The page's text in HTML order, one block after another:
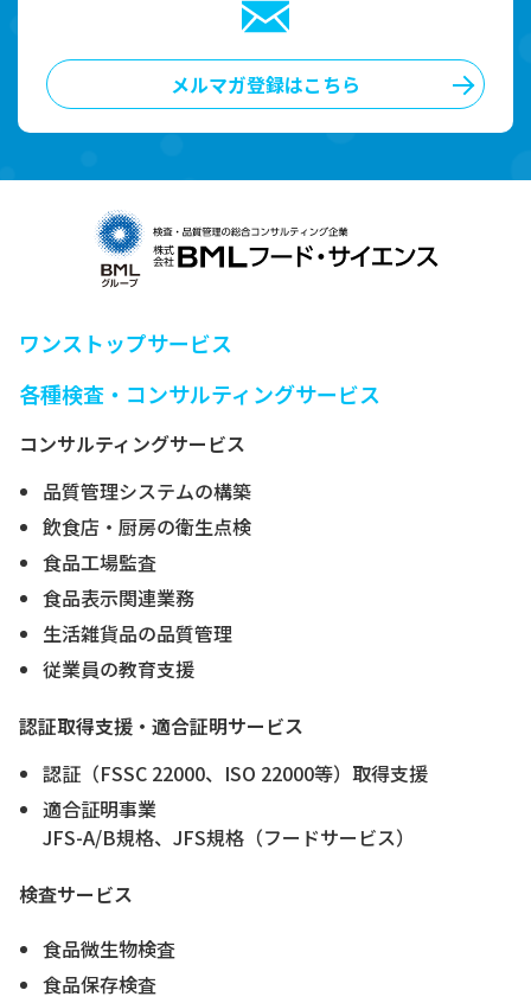
メルマガ登録はこちら
ワンストップサービス
各種検査・コンサルティングサービス
コンサルティングサービス
品質管理システムの構築
飲食店・厨房の衛生点検
食品工場監査
食品表示関連業務
生活雑貨品の品質管理
従業員の教育支援
認証取得支援・適合証明サービス
認証（FSSC 22000、ISO 22000等）取得支援
適合証明事業
JFS-A/B規格、JFS規格（フードサービス）
検査サービス
食品微生物検査
食品保存検査